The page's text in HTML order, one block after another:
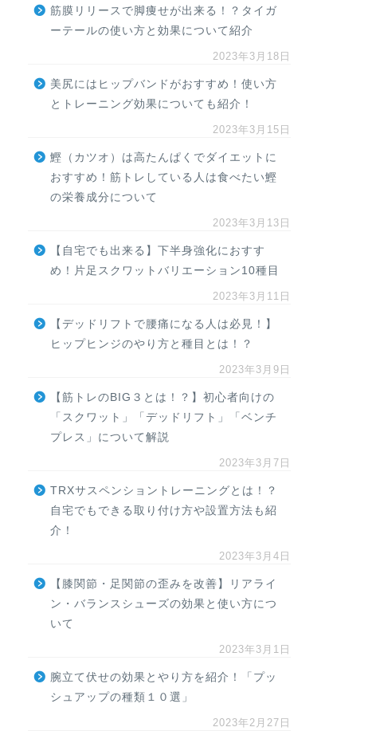
筋膜リリースで脚痩せが出来る！？タイガ
ーテールの使い方と効果について紹介
2023年3月18日
美尻にはヒップバンドがおすすめ！使い方
とトレーニング効果についても紹介！
2023年3月15日
鰹（カツオ）は高たんぱくでダイエットに
おすすめ！筋トレしている人は食べたい鰹
の栄養成分について
2023年3月13日
【自宅でも出来る】下半身強化におすす
め！片足スクワットバリエーション10種目
2023年3月11日
【デッドリフトで腰痛になる人は必見！】
ヒップヒンジのやり方と種目とは！？
2023年3月9日
【筋トレのBIG３とは！？】初心者向けの
「スクワット」「デッドリフト」「ベンチ
プレス」について解説
2023年3月7日
TRXサスペンショントレーニングとは！？
自宅でもできる取り付け方や設置方法も紹
介！
2023年3月4日
【膝関節・足関節の歪みを改善】リアライ
ン・バランスシューズの効果と使い方につ
いて
2023年3月1日
腕立て伏せの効果とやり方を紹介！「プッ
シュアップの種類１０選」
2023年2月27日